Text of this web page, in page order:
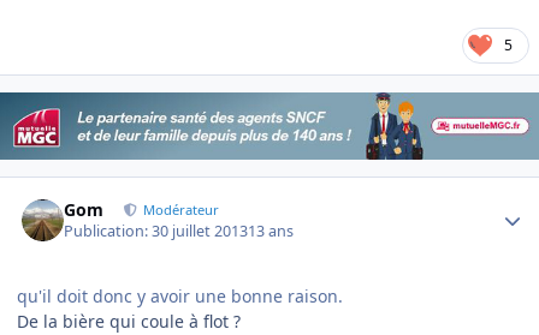
5
Gom Modérateur
Publication:30 juillet 201313 ans
qu'il doit donc y avoir une bonne raison.
De la bière qui coule à flot ?